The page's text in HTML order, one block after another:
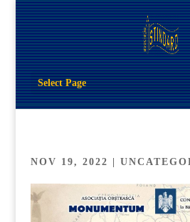
Select Page
NOV 19, 2022 |